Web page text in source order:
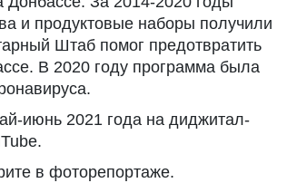
и продуктовые наборы получили
Штаб помог предотвратить
В 2020 году программа была
июнь 2021 года на диджитал-
в фоторепортаже.